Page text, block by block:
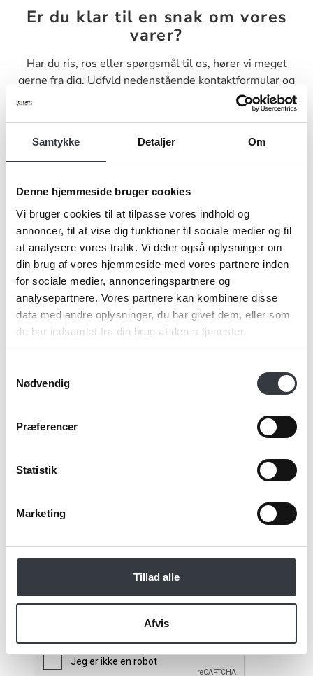
Samtykke Detaljer Om
Denne hjemmeside bruger cookies
Vi bruger cookies til at tilpasse vores indhold og
annoncer, til at vise dig funktioner til sociale medier og til
at analysere vores trafik. Vi deler også oplysninger om
din brug af vores hjemmeside med vores partnere inden
for sociale medier, annonceringspartnere og
analysepartnere. Vores partnere kan kombinere disse
data med andre oplysninger, du har givet dem, eller som
de har indsamlet fra din brug af deres tjenester.
Nødvendig
Præferencer
Statistik
Marketing
Tillad alle
Afvis
Er du klar til en snak om vores
varer?
Har du ris, ros eller spørgsmål til os, hører vi meget
gerne fra dig. Udfyld nedenstående kontaktformular og
send den til os, så vender vi tilbage til dig hurtigst muligt.
Navn*
Firma*
Telefonnr.*
Email*
specialistenspersondatapolitik. *
*Obligatorisk